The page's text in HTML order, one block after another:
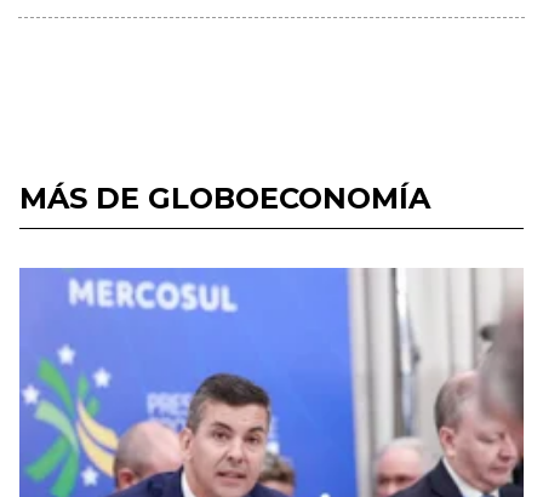
MÁS DE GLOBOECONOMÍA